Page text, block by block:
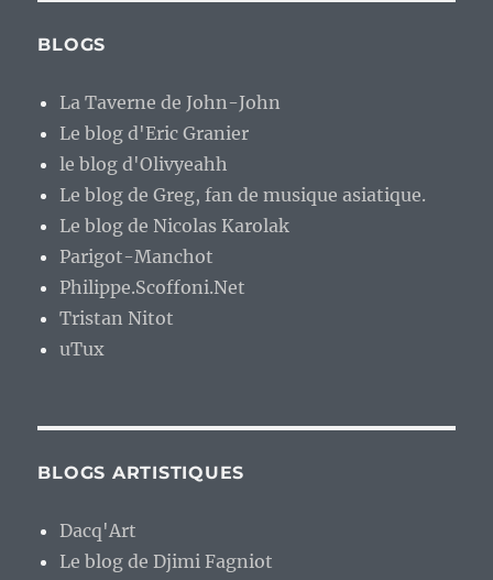
BLOGS
La Taverne de John-John
Le blog d'Eric Granier
le blog d'Olivyeahh
Le blog de Greg, fan de musique asiatique.
Le blog de Nicolas Karolak
Parigot-Manchot
Philippe.Scoffoni.Net
Tristan Nitot
uTux
BLOGS ARTISTIQUES
Dacq'Art
Le blog de Djimi Fagniot